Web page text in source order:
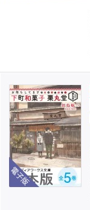
電子版